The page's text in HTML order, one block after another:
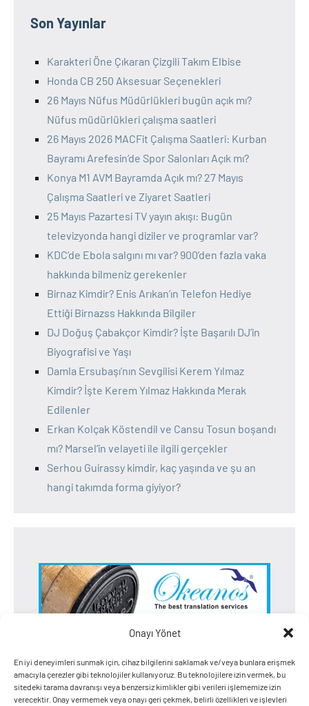
Onayı Yönet
En iyi deneyimleri sunmak için, cihaz bilgilerini saklamak ve/veya bunlara erişmek
amacıyla çerezler gibi teknolojiler kullanıyoruz. Bu teknolojilere izin vermek, bu
sitedeki tarama davranışı veya benzersiz kimlikler gibi verileri işlememize izin
verecektir. Onay vermemek veya onayı geri çekmek, belirli özellikleri ve işlevleri
Son Yayınlar
Karakteri Öne Çıkaran Çizgili Takım Elbise
Honda CB 250 Aksesuar Seçenekleri
26 Mayıs Nüfus Müdürlükleri bugün açık mı?
Nüfus müdürlükleri çalışma saatleri
26 Mayıs 2026 MACFit Çalışma Saatleri: Kurban
Bayramı Arefesin’de Spor Salonları Açık mı?
Konya M1 AVM Bayramda Açık mı? 27 Mayıs
Çalışma Saatleri ve Ziyaret Saatleri
25 Mayıs Pazartesi TV yayın akışı: Bugün
televizyonda hangi diziler ve programlar var?
KDC’de Ebola salgını mı var? 900’den fazla vaka
hakkında bilmeniz gerekenler
Birnaz Kimdir? Enis Arıkan’ın Telefon Hediye
Ettiği Birnazss Hakkında Bilgiler
DJ Doğuş Çabakçor Kimdir? İşte Başarılı DJ’in
Biyografisi ve Yaşı
Damla Ersubaşı’nın Sevgilisi Kerem Yılmaz
Kimdir? İşte Kerem Yılmaz Hakkında Merak
Edilenler
Erkan Kolçak Köstendil ve Cansu Tosun boşandı
mı? Marsel’in velayeti ile ilgili gerçekler
Serhou Guirassy kimdir, kaç yaşında ve şu an
hangi takımda forma giyiyor?